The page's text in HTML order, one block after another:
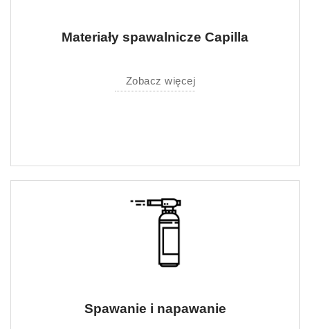
Materiały spawalnicze Capilla
Zobacz więcej
Spawanie i napawanie